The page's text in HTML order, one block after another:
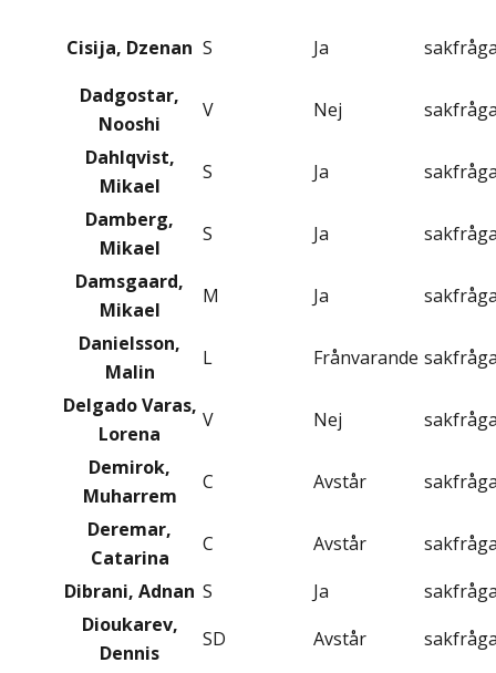
Cisija, Dzenan S Ja
Dadgostar,
Nooshi
V Nej
Dahlqvist,
Mikael
S Ja
Damberg,
Mikael
S Ja
Damsgaard,
Mikael
M Ja
Danielsson,
Malin
L Frånvarande
Delgado Varas,
Lorena
V Nej
Demirok,
Muharrem
C Avstår
Deremar,
Catarina
C Avstår
Dibrani, Adnan S Ja
Dioukarev,
Dennis
SD Avstår